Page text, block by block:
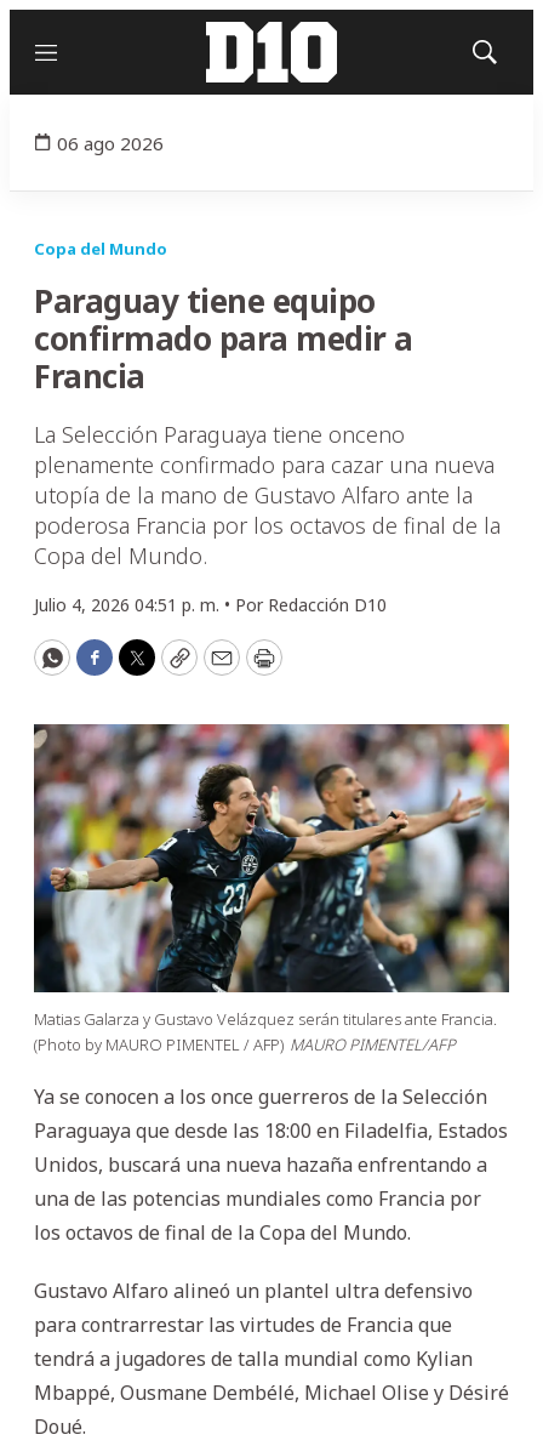
Menú
Mostrar
06 ago 2026
Copa del Mundo
Paraguay tiene equipo
confirmado para medir a
Francia
La Selección Paraguaya tiene onceno
plenamente confirmado para cazar una nueva
utopía de la mano de Gustavo Alfaro ante la
poderosa Francia por los octavos de final de la
Copa del Mundo.
Julio 4, 2026 04:51 p. m. • Por Redacción D10
WhatsApp
Facebook
Twitter
CopyEmailPrint
Matias Galarza y Gustavo Velázquez serán titulares ante Francia.
(Photo by MAURO PIMENTEL / AFP) MAURO PIMENTEL/AFP
Ya se conocen a los once guerreros de la Selección
Paraguaya que desde las 18:00 en Filadelfia, Estados
Unidos, buscará una nueva hazaña enfrentando a
una de las potencias mundiales como Francia por
los octavos de final de la Copa del Mundo.
Gustavo Alfaro alineó un plantel ultra defensivo
para contrarrestar las virtudes de Francia que
tendrá a jugadores de talla mundial como Kylian
Mbappé, Ousmane Dembélé, Michael Olise y Désiré
Doué.